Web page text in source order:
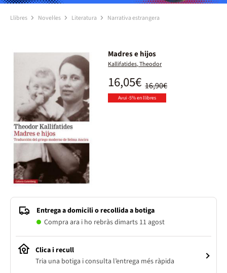
Llibres Novel·les Literatura Narrativa estrangera
Madres e hijos
Kallifatides, Theodor
16,90€
16,05€
Avui -5% en llibres
Entrega a domicili o recollida a botiga
Compra ara i ho rebràs dimarts 11 agost
Clica i recull
Tria una botiga i consulta l’entrega més ràpida